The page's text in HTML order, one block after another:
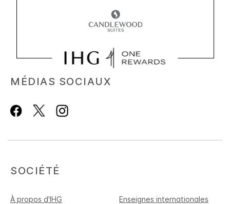
MÉDIAS SOCIAUX
SOCIÉTÉ
À propos d'IHG
Enseignes internationales